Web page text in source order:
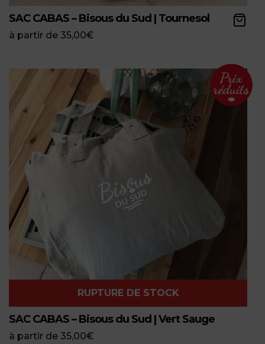
SAC CABAS – Bisous du Sud | Tournesol
à partir de 35,00€
RUPTURE DE STOCK
SAC CABAS – Bisous du Sud | Vert Sauge
à partir de 35,00€